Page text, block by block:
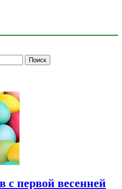
с первой весенней